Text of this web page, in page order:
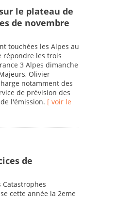
le plateau de
de novembre
touchées les Alpes au
répondre les trois
3 Alpes dimanche
Olivier
notamment des
de prévision des
l'émission. [ voir le
de
Catastrophes
cette année la 2eme